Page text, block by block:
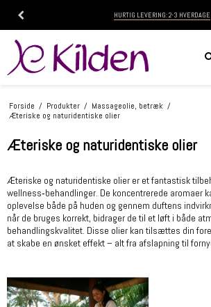
HURTIG LEVERING: 2-3 HVERDAGE
Forside / Produkter / Massageolie, betræk /
Æteriske og naturidentiske olier
Æteriske og naturidentiske olier
Æteriske og naturidentiske olier er et fantastisk
wellness‑behandlinger. De koncentrerede aromaer
oplevelse både på huden og gennem duftens
når de bruges korrekt, bidrager de til et løft i både
behandlingskvalitet. Disse olier kan tilsættes din
at skabe en ønsket effekt – alt fra afslapning til